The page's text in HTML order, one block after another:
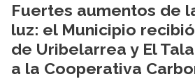
Fuertes aumentos de
luz: el Municipio
de Uribelarrea y El
a la Cooperativa